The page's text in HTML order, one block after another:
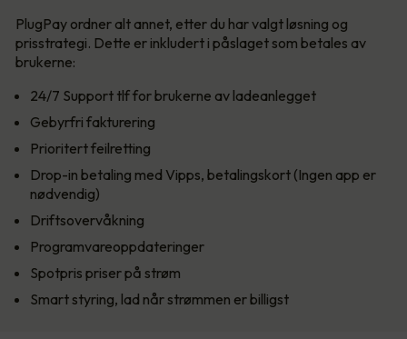
PlugPay ordner alt annet, etter du har valgt løsning og
prisstrategi. Dette er inkludert i påslaget som betales av
brukerne:
24/7 Support tlf for brukerne av ladeanlegget
Gebyrfri fakturering
Prioritert feilretting
Drop-in betaling med Vipps, betalingskort (Ingen app er
nødvendig)
Driftsovervåkning
Programvareoppdateringer
Spotpris priser på strøm
Smart styring, lad når strømmen er billigst